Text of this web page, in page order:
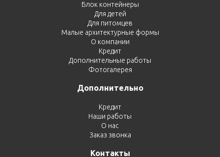
Блок контейнеры
Для детей
Для питомцев
Малые архитектурные формы
О компании
Кредит
Дополнительные работы
Фотогалерея
Дополнительно
Кредит
Наши работы
О нас
Заказ звонка
Контакты